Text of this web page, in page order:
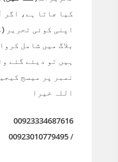
کیا جاتا ہے، اگر
اپنی کوئی تحریر
بلاگ میں شامل
ہیں تو دیئے گئے
نمبر پر میسج
اللہ خیرا
00923334687616
/
00923010779495